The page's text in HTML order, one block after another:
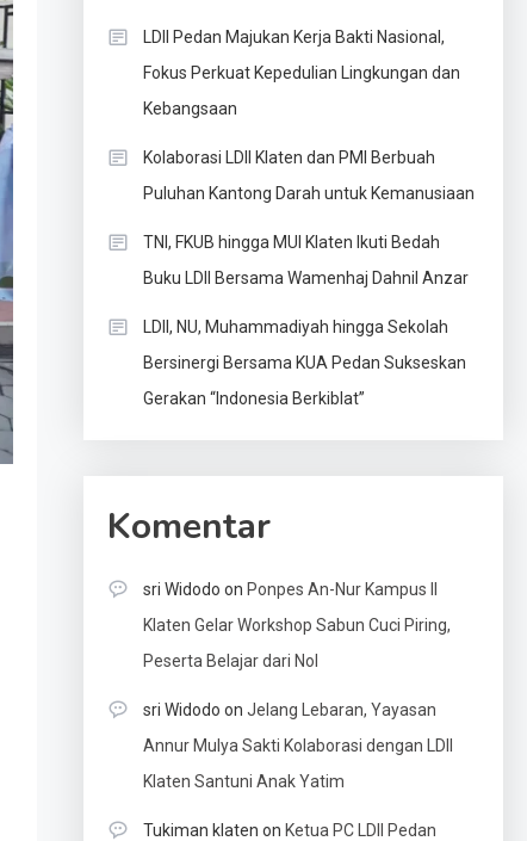
LDII Pedan Majukan Kerja Bakti Nasional,
Fokus Perkuat Kepedulian Lingkungan dan
Kebangsaan
Kolaborasi LDII Klaten dan PMI Berbuah
Puluhan Kantong Darah untuk Kemanusiaan
TNI, FKUB hingga MUI Klaten Ikuti Bedah
Buku LDII Bersama Wamenhaj Dahnil Anzar
LDII, NU, Muhammadiyah hingga Sekolah
Bersinergi Bersama KUA Pedan Sukseskan
Gerakan “Indonesia Berkiblat”
Komentar
sri Widodo on Ponpes An-Nur Kampus II
Klaten Gelar Workshop Sabun Cuci Piring,
Peserta Belajar dari Nol
sri Widodo on Jelang Lebaran, Yayasan
Annur Mulya Sakti Kolaborasi dengan LDII
Klaten Santuni Anak Yatim
Tukiman klaten on Ketua PC LDII Pedan